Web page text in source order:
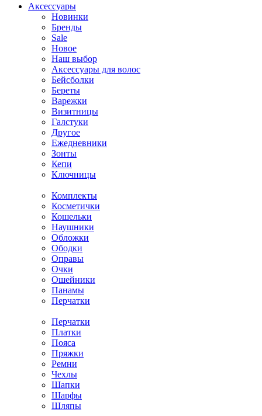
Аксессуары
Новинки
Бренды
Sale
Новое
Наш выбор
Аксессуары для волос
Бейсболки
Береты
Варежки
Визитницы
Галстуки
Другое
Ежедневники
Зонты
Кепи
Ключницы
Комплекты
Косметички
Кошельки
Наушники
Обложки
Ободки
Оправы
Очки
Ошейники
Панамы
Перчатки
Перчатки
Платки
Пояса
Пряжки
Ремни
Чехлы
Шапки
Шарфы
Шляпы